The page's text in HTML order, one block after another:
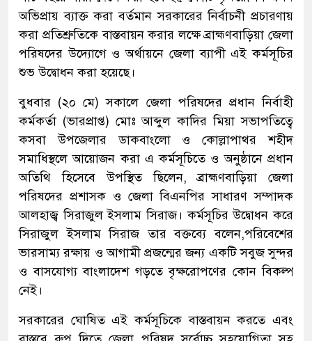
অভিপ্রায় ব্যাক্ত করা বর্তমান সরকারের নির্বাচনী প্রচারণায়
করা প্রতিশ্রুতিকে বাস্তবায়ন করার লক্ষে ব্রাহ্মণবাড়িয়া জেলা
পরিষদের উদ্যোগে ও অর্থায়নে জেলা ব্যাপী এই কর্মসূচির
শুভ উদ্বোধন করা হয়েছে।
বুধবার (২০ মে) সকালে জেলা পরিষদের প্রধান নির্বাহী
কর্মকর্তা (ভারপ্রাপ্ত) মোঃ আব্দুল কাদির মিয়া সভাপতিত্বে
কসবা উপজেলার ডাকবাংলো ও কোল্লাপাথর শহীদ
সমাধিস্থলে আয়োজন করা এ কর্মসূচিতে ও অনুষ্ঠানে প্রধান
অতিথি হিসেবে উপস্থিত ছিলেন, ব্রাহ্মণবাড়িয়া জেলা
পরিষদের প্রশাসক ও জেলা বিএনপির সাধারণ সম্পাদক
আলহাজ্ব সিরাজুল ইসলাম সিরাজ। কর্মসূচির উদ্বোধন করে
সিরাজুল ইসলাম সিরাজ তার বক্তব্যে বলেন,পরিবেশের
ভারসাম্য রক্ষায় ও আগামী প্রজন্মের জন্য একটি সবুজ সুন্দর
ও বাসযোগ্য বাংলাদেশ গড়তে বৃক্ষরোপণের কোন বিকল্প
নেই।
সরকারের ঘোষিত এই কর্মসূচিকে বাস্তবায়ন করতে এবং